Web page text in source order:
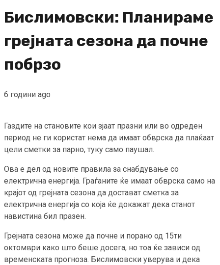
Бислимовски: Планираме
грејната сезона да почне
побрзо
6 години ago
Газдите на становите кои зјаат празни или во одреден
период не ги користат нема да имаат обврска да плаќаат
цели сметки за парно, туку само паушал.
Ова е дел од новите правила за снабдување со
електрична енергија. Граѓаните ќе имаат обврска само на
крајот од грејната сезона да достават сметка за
електрична енергија со која ќе докажат дека станот
навистина бил празен.
Грејната сезона може да почне и порано од 15ти
октомври како што беше досега, но тоа ќе зависи од
временската прогноза. Бислимовски уверува и дека